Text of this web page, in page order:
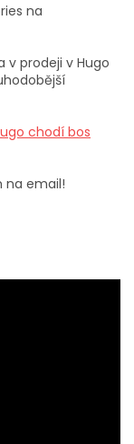
na
v prodeji v Hugo
chodí bos
na email!